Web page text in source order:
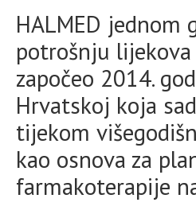
HALMED
potrošnju
započeo 2014.
Hrvatskoj koja
tijekom
kao osnova za
farmakoterapije